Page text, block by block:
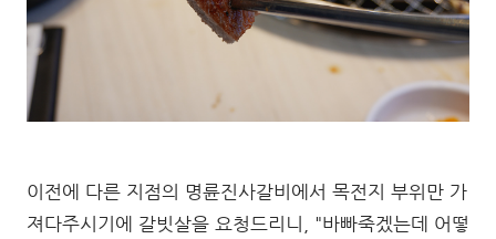
이전에 다른 지점의 명륜진사갈비에서 목전지 부위만 가
져다주시기에 갈빗살을 요청드리니, "바빠죽겠는데 어떻